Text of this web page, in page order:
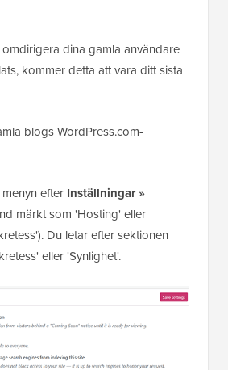
dina gamla användare
kommer detta att vara ditt sista
blogs WordPress.com-
efter Inställningar »
märkt som 'Hosting' eller
Du letar efter sektionen
eller 'Synlighet'.